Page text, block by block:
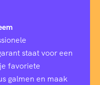
staat voor een
favoriete
galmen en maak